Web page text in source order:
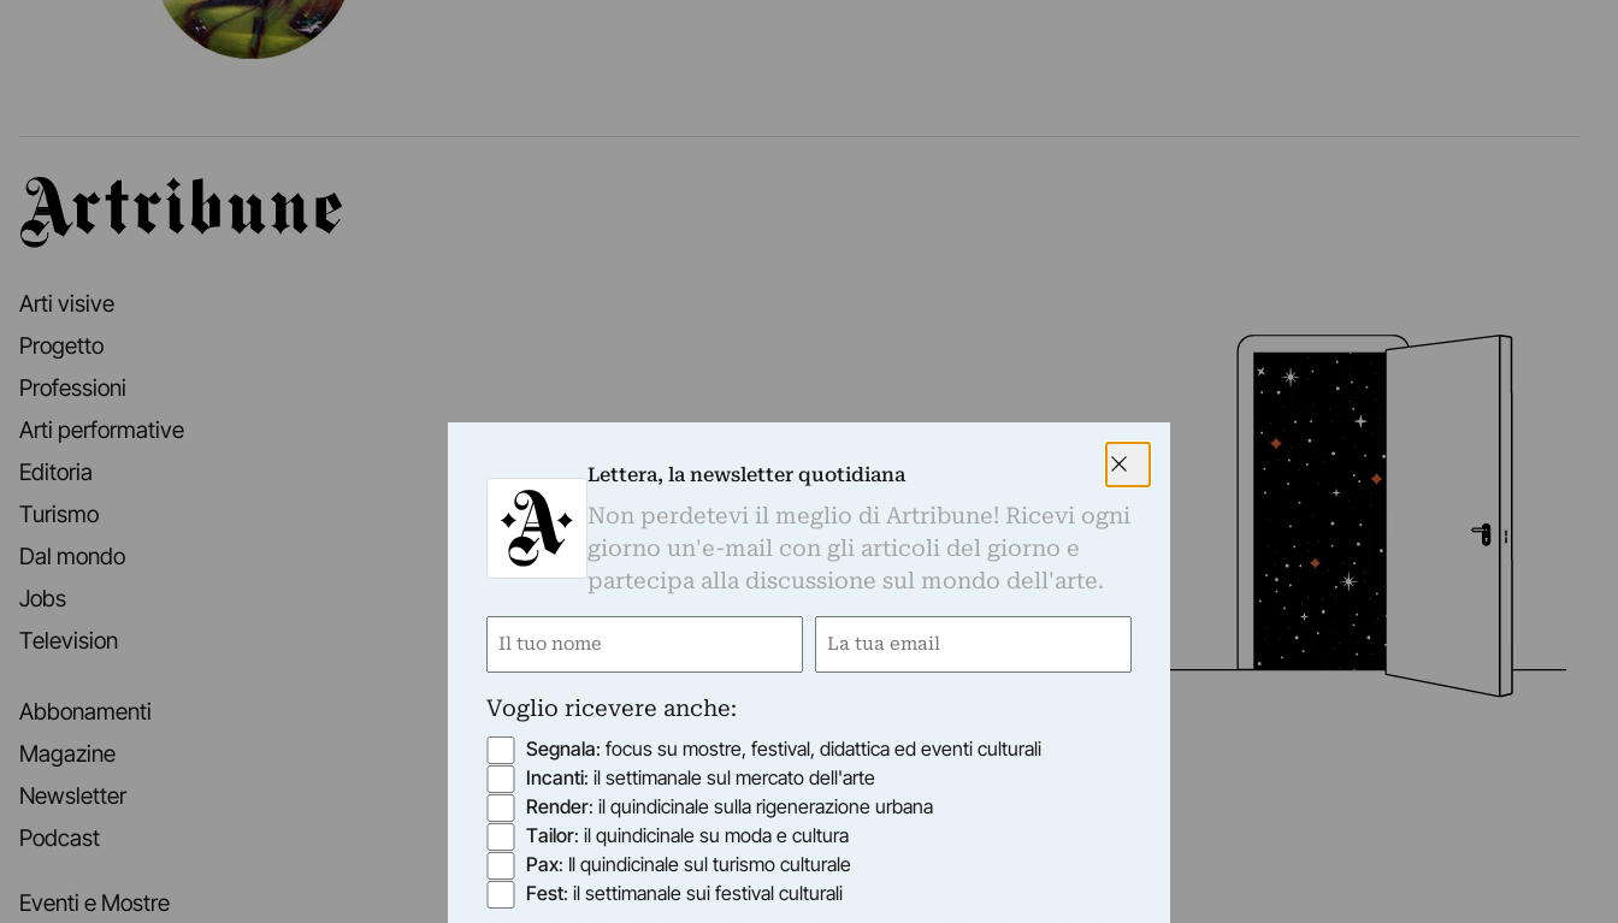
Artribune
Arti visive
Progetto
Professioni
Arti performative
Editoria
Turismo
Dal mondo
Jobs
Television
Abbonamenti
Magazine
Newsletter
Podcast
Eventi e Mostre
Lettera, la newsletter quotidiana
Non perdetevi il meglio di Artribune! Ricevi ogni
giorno un'e-mail con gli articoli del giorno e
partecipa alla discussione sul mondo dell'arte.
Nome
Email
Voglio ricevere anche:
Segnala: focus su mostre, festival, didattica ed eventi culturali
Incanti: il settimanale sul mercato dell'arte
Render: il quindicinale sulla rigenerazione urbana
Tailor: il quindicinale su moda e cultura
Pax: Il quindicinale sul turismo culturale
Fest: il settimanale sui festival culturali